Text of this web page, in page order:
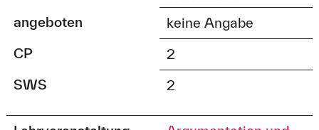
angeboten
keine Angabe
CP
2
SWS
2